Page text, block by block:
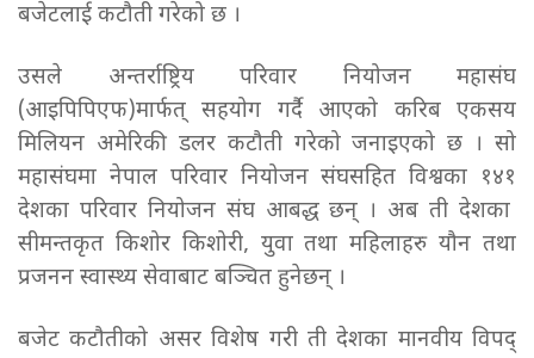
बजेटलाई कटौती गरेको छ ।
उसले अन्तर्राष्ट्रिय परिवार नियोजन महासंघ
(आइपिपिएफ)मार्फत् सहयोग गर्दै आएको करिब एकसय
मिलियन अमेरिकी डलर कटौती गरेको जनाइएको छ । सो
महासंघमा नेपाल परिवार नियोजन संघसहित विश्वका १४१
देशका परिवार नियोजन संघ आबद्ध छन् । अब ती देशका
सीमन्तकृत किशोर किशोरी, युवा तथा महिलाहरु यौन तथा
प्रजनन स्वास्थ्य सेवाबाट बञ्चित हुनेछन् ।
बजेट कटौतीको असर विशेष गरी ती देशका मानवीय विपद्